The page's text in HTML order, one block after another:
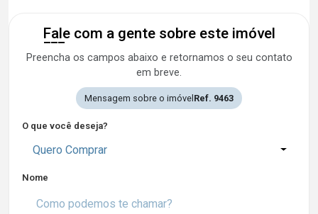
Fale com a gente sobre este imóvel
Preencha os campos abaixo e retornamos o seu contato
em breve.
Mensagem sobre o imóvelRef. 9463
O que você deseja?
Quero Comprar
Nome